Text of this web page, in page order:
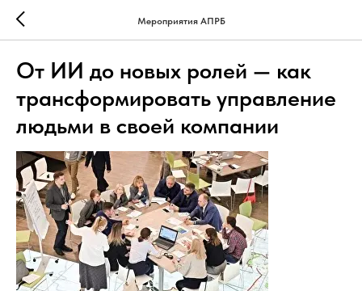
Мероприятия АПРБ
От ИИ до новых ролей — как
трансформировать управление
людьми в своей компании